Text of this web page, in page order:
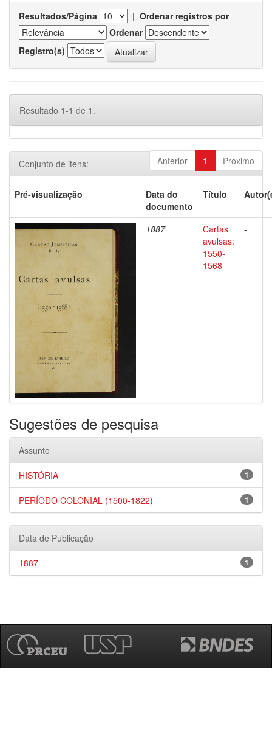
Resultados/Página | Ordenar registros por
Ordenar
Registro(s)
Resultado 1-1 de 1.
Anterior 1 Próximo
Conjunto de itens:
Pré-visualização
Data do
documento
Título
1887
Cartas
avulsas:
1550-
1568
-
Sugestões de pesquisa
Assunto
1
HISTÓRIA
1
PERÍODO COLONIAL (1500-1822)
Data de Publicação
1
1887